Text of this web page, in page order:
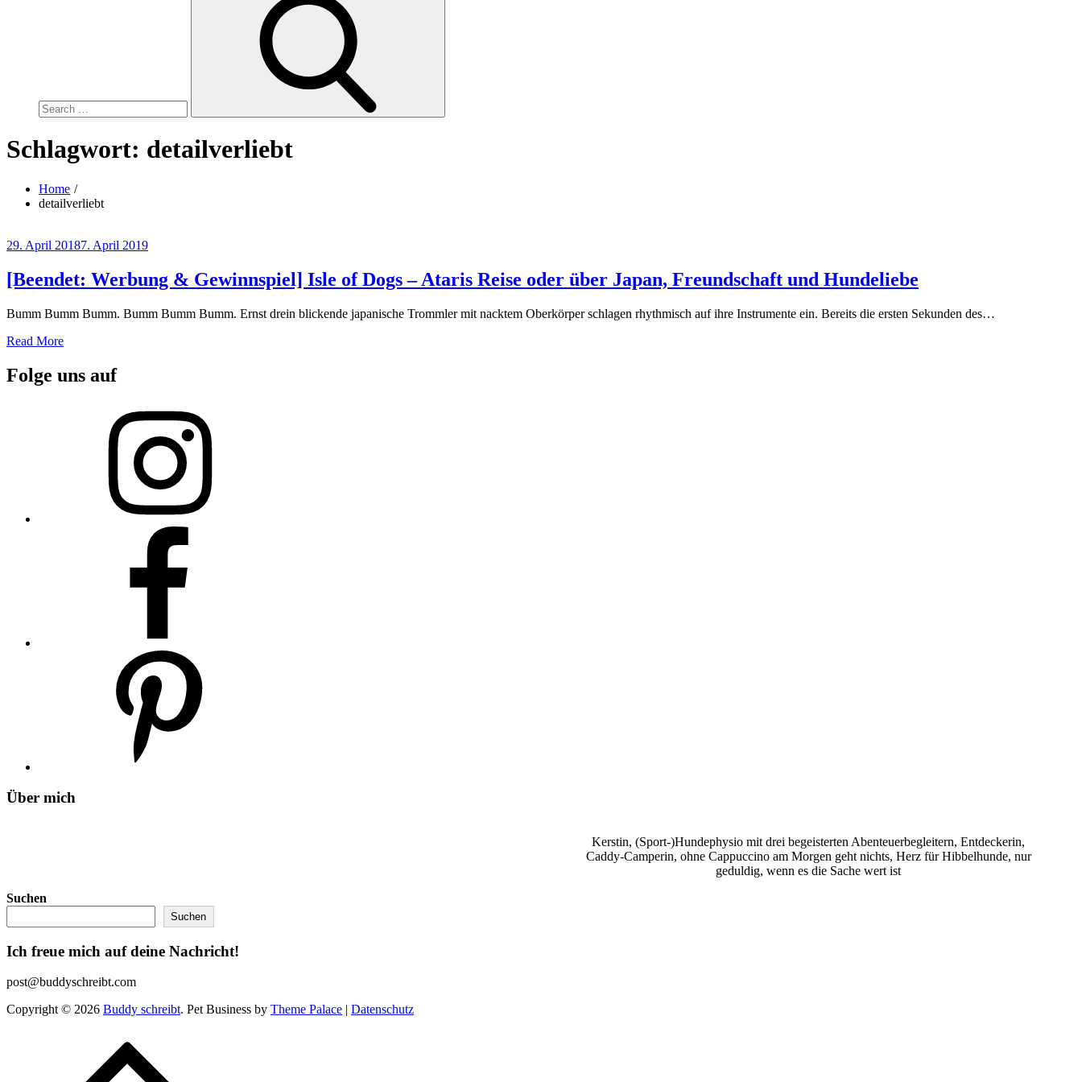
Schlagwort: detailverliebt
Home
detailverliebt
Posted
29. April 20187. April 2019
[Beendet: Werbung & Gewinnspiel] Isle of Dogs – Ataris Reise oder über Japan, Freundschaft und Hundeliebe
Bumm Bumm Bumm. Bumm Bumm Bumm. Ernst drein blickende japanische Trommler mit nacktem Oberkörper schlagen rhythmisch auf ihre Instrumente ein. Bereits die ersten Sekunden des…
Read More
Folge uns auf
Über mich
Kerstin, (Sport-)Hundephysio mit drei begeisterten Abenteuerbegleitern, Entdeckerin,
Caddy-Camperin, ohne Cappuccino am Morgen geht nichts, Herz für Hibbelhunde, nur
geduldig, wenn es die Sache wert ist
Suchen
Suchen
Ich freue mich auf deine Nachricht!
post@buddyschreibt.com
Copyright © 2026 Buddy schreibt. Pet Business by Theme Palace | Datenschutz